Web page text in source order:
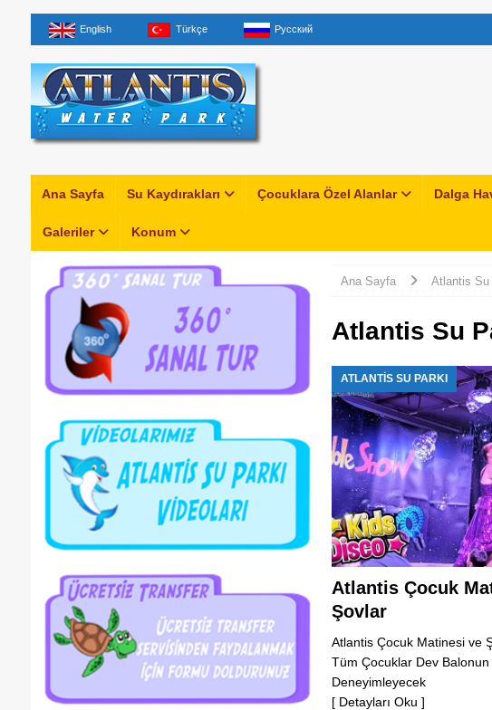
English Türkçe Русский
Ana Sayfa Su Kaydırakları Çocuklara Özel Alanlar Dalga
Galeriler Konum
Ana Sayfa Atlantis Su
Atlantis Su
ATLANTIS SU PARKI
Atlantis Çocuk
Şovlar
Atlantis Çocuk Matinesi ve
Tüm Çocuklar Dev Balonun
Deneyimleyecek
[ Detayları Oku ]